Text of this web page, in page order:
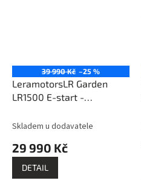
39 990 Kč –25 %
LeramotorsLR Garden
LR1500 E-start -
ZDARMA: před odesláním
/ dovezeme po celé ČR
dopravou DHL + 1x kvalitní
olej 10W30 1l
Skladem u dodavatele
29 990 Kč
DETAIL